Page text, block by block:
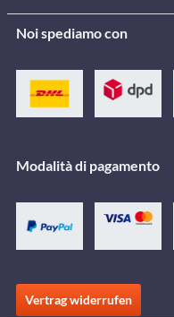
Noi spediamo con
Modalità di pagamento
Vertrag widerrufen